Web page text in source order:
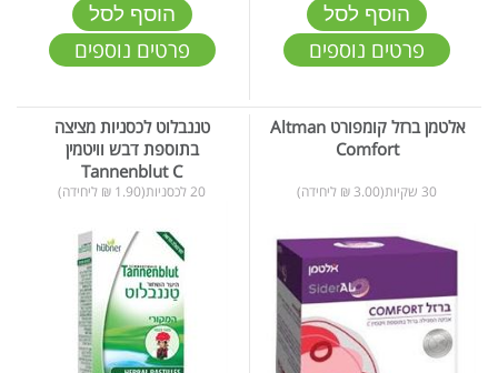
הוסף לסל
פרטים נוספים
הוסף לסל
פרטים נוספים
אלטמן ברזל קומפורט Altman
Comfort
30 שקיות(3.00 ₪ ליחידה)
טננבלוט לכסניות מציצה
בתוספת דבש וויטמין
Tannenblut C
20 לכסניות(1.90 ₪ ליחידה)